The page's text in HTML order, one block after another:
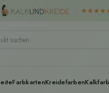
★ ★ ★ ★
FarbkartenKreidefarben